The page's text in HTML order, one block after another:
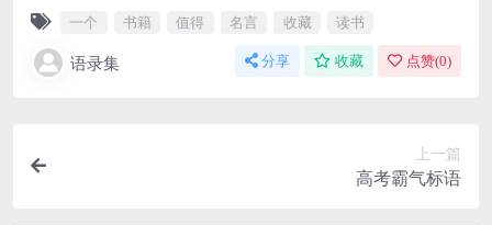
一个 书籍 值得 名言 收藏 读书
语录集 分享 收藏 点赞(0)
上一篇
高考霸气标语